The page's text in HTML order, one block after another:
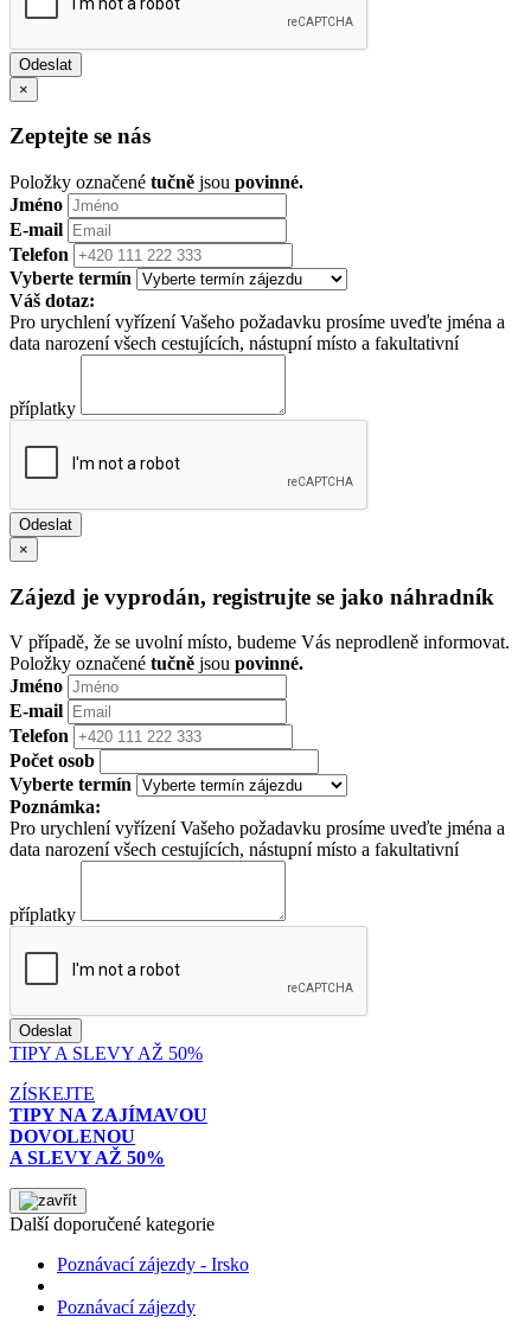
×
Zeptejte se nás
Položky označené tučně jsou povinné.
Jméno
E-mail
Telefon
Vyberte termín
Váš dotaz:
Pro urychlení vyřízení Vašeho požadavku prosíme uveďte jména a
data narození všech cestujících, nástupní místo a fakultativní
příplatky
×
Zájezd je vyprodán, registrujte se jako náhradník
V případě, že se uvolní místo, budeme Vás neprodleně informovat.
Položky označené tučně jsou povinné.
Jméno
E-mail
Telefon
Počet osob
Vyberte termín
Poznámka:
Pro urychlení vyřízení Vašeho požadavku prosíme uveďte jména a
data narození všech cestujících, nástupní místo a fakultativní
příplatky
TIPY A SLEVY AŽ 50%
ZÍSKEJTE
TIPY NA ZAJÍMAVOU
DOVOLENOU
A SLEVY AŽ 50%
Další doporučené kategorie
Poznávací zájezdy - Irsko
Poznávací zájezdy